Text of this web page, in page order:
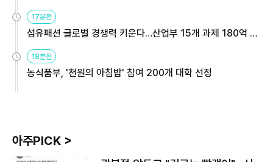
17분전
섬유패션 글로벌 경쟁력 키운다…산업부 15개 과제 180억 지
18분전
농식품부, '천원의 아침밥' 참여 200개 대학 선정
아주PICK >